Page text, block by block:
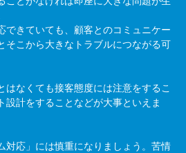
できていても、顧客とのコミュニケー
そこから大きなトラブルにつながる可
はなくても接客態度には注意をするこ
設計をすることなどが大事といえま
対応」には慎重になりましょう。苦情